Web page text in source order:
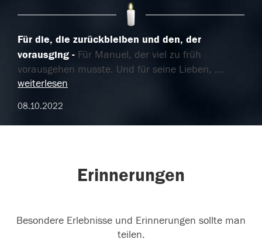
Für die, die zurückbleiben und den, der
vorausging
Für Manuel, der viel zu früh
vorausgehen musste. Und für seine Lieben, ...
weiterlesen
08.10.2022
Erinnerungen
Besondere Erlebnisse und Erinnerungen sollte man
teilen.